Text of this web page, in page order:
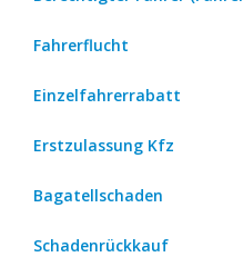
Fahrerflucht
Einzelfahrerrabatt
Erstzulassung Kfz
Bagatellschaden
Schadenrückkauf